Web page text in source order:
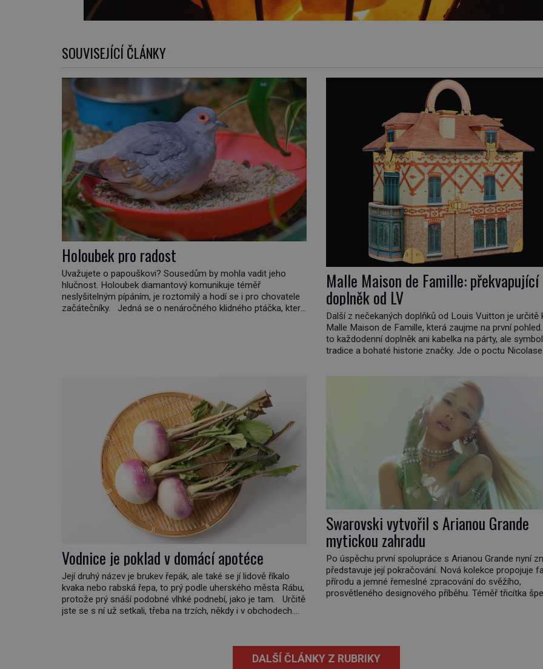
SOUVISEJÍCÍ ČLÁNKY
Holoubek pro radost
Uvažujete o papouškovi? Sousedům by mohla vadit jeho
hlučnost. Holoubek diamantový komunikuje téměř
neslyšitelným pípáním, je roztomilý a hodí se i pro chovatele
začátečníky. Jedná se o nenáročného klidného ptáčka, který
Malle Maison de Famille: překvapující
doplněk od LV
Další z nečekaných doplňků od Louis Vuitton je určitě
Malle Maison de Famille, která zaujme na první
to každodenní doplněk ani kabelka na párty, ale symbol
tradice a bohaté historie značky. Jde o poctu Nicolase
Vuitton, které bylo postaveno v roce 1869. […]
Vodnice je poklad v domácí apotéce
Její druhý název je brukev řepák, ale také se jí lidově říkalo
kvaka nebo rabská řepa, to prý podle uherského města Rábu,
protože prý snáší podobné vlhké podnebí, jako je tam. Určitě
jste se s ní už setkali, třeba na trzích, někdy i v obchodech.
Swarovski vytvořil s Arianou Grande
mytickou zahradu
Po úspěchu první spolupráce s Arianou Grande nyní
představuje její pokračování. Nová kolekce propojuje
přírodu a jemné řemeslné zpracování do svěžího,
prosvětleného designového příběhu. Téměř třicítka
DALŠÍ ČLÁNKY Z RUBRIKY